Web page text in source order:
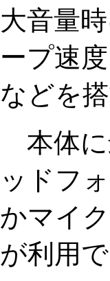
大音量
ープ速
などを
本体に
ッドフ
かマイ
が利用で